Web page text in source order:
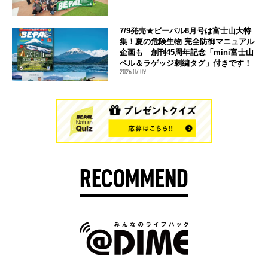
7/9発売★ビーパル8月号は富士山大特
集！夏の危険生物 完全防御マニュアル
企画も 創刊45周年記念「mini富士山
ベル＆ラゲッジ刺繍タグ」付きです！
2026.07.09
RECOMMEND